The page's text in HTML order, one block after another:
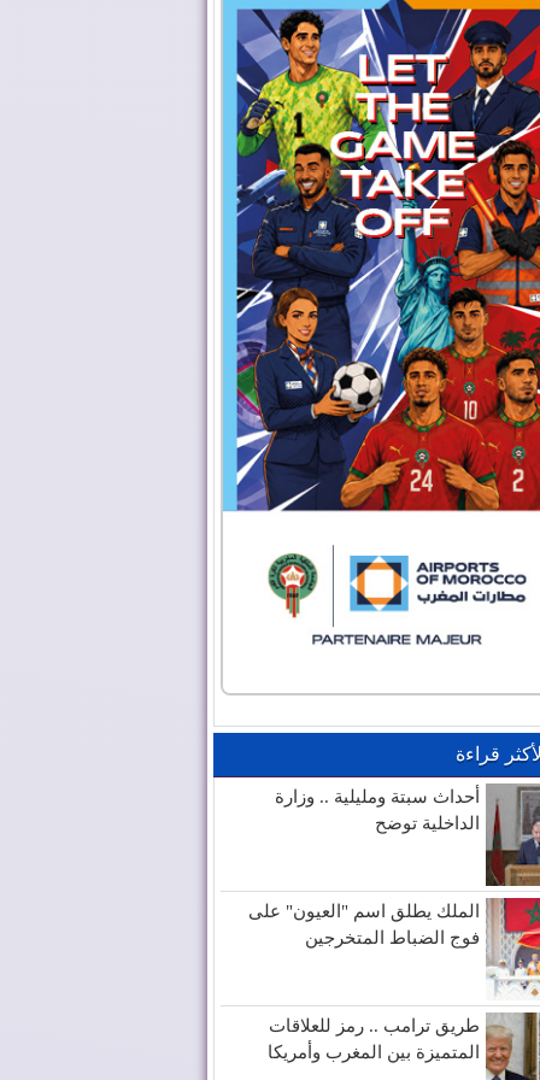
قراءة
أحداث سبتة ومليلية .. وزارة
الداخلية توضح
الملك يطلق اسم "العيون" على
فوج الضباط المتخرجين
طريق ترامب .. رمز للعلاقات
المتميزة بين المغرب وأمريكا